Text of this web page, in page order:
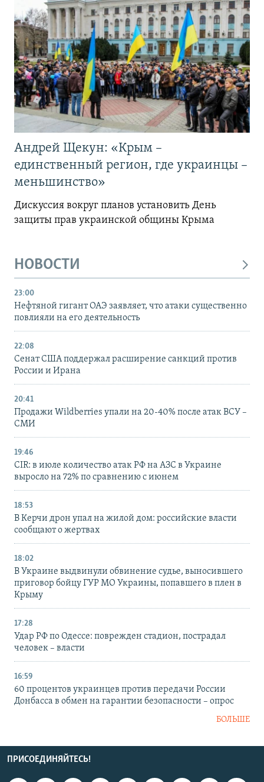
Андрей Щекун: «Крым –
единственный регион, где украинцы –
меньшинство»
Дискуссия вокруг планов установить День
защиты прав украинской общины Крыма
НОВОСТИ
23:00
Нефтяной гигант ОАЭ заявляет, что атаки существенно
повлияли на его деятельность
22:08
Сенат США поддержал расширение санкций против
России и Ирана
20:41
Продажи Wildberries упали на 20-40% после атак ВСУ –
СМИ
19:46
CIR: в июле количество атак РФ на АЗС в Украине
выросло на 72% по сравнению с июнем
18:53
В Керчи дрон упал на жилой дом: российские власти
сообщают о жертвах
18:02
В Украине выдвинули обвинение судье, выносившего
приговор бойцу ГУР МО Украины, попавшего в плен в
Крыму
17:28
Удар РФ по Одессе: поврежден стадион, пострадал
человек – власти
16:59
60 процентов украинцев против передачи России
Донбасса в обмен на гарантии безопасности – опрос
БОЛЬШЕ
ПРИСОЕДИНЯЙТЕСЬ!